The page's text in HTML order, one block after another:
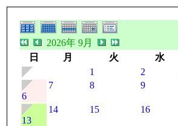
2026年 9月
日
月 火 水
1
2
6
7 8 9
13
14 15 16